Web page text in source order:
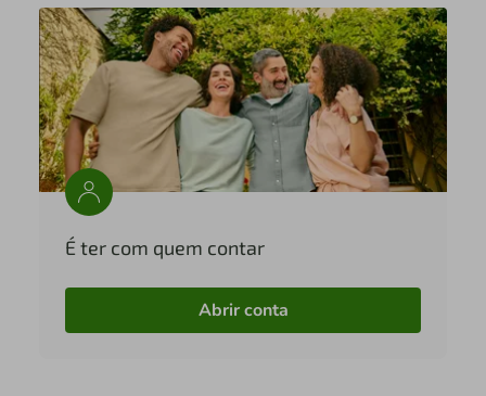
É ter com quem contar
Abrir conta